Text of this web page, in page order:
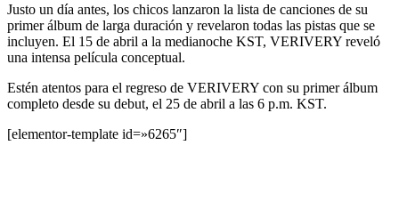
Justo un día antes, los chicos lanzaron la lista de canciones de su
primer álbum de larga duración y revelaron todas las pistas que se
incluyen. El 15 de abril a la medianoche KST, VERIVERY reveló
una intensa película conceptual.
Estén atentos para el regreso de VERIVERY con su primer álbum
completo desde su debut, el 25 de abril a las 6 p.m. KST.
[elementor-template id=»6265″]